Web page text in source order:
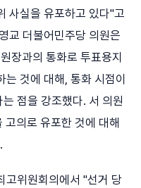
사실을 유포하고 있다"고
교 더불어민주당 의원은
장과의 통화로 투표용지
것에 대해, 통화 시점이
점을 강조했다. 서 의원
의로 유포한 것에 대해
고위원회의에서 "선거 당